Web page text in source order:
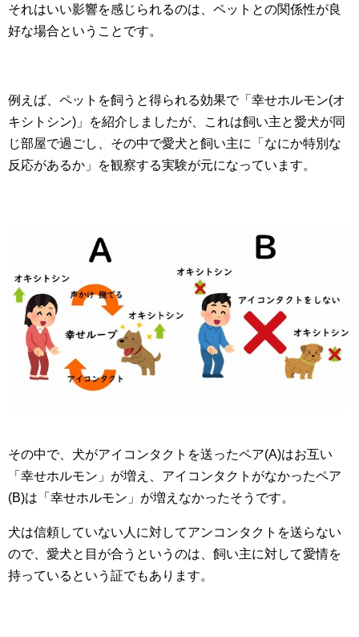
それはいい影響を感じられるのは、ペットとの関係性が良
好な場合ということです。
例えば、ペットを飼うと得られる効果で「幸せホルモン(オ
キシトシン)」を紹介しましたが、これは飼い主と愛犬が同
じ部屋で過ごし、その中で愛犬と飼い主に「なにか特別な
反応があるか」を観察する実験が元になっています。
その中で、犬がアイコンタクトを送ったペア(A)はお互い
「幸せホルモン」が増え、アイコンタクトがなかったペア
(B)は「幸せホルモン」が増えなかったそうです。
犬は信頼していない人に対してアンコンタクトを送らない
ので、愛犬と目が合うというのは、飼い主に対して愛情を
持っているという証でもあります。